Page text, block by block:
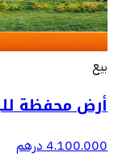
بيع
أرض محفظة
4.100.000 درهم